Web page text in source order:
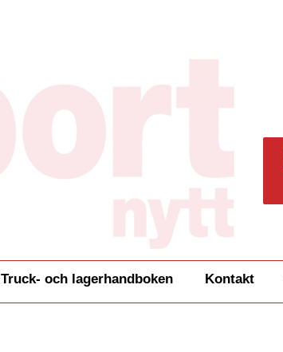
Truck- och lagerhandboken Kontakt